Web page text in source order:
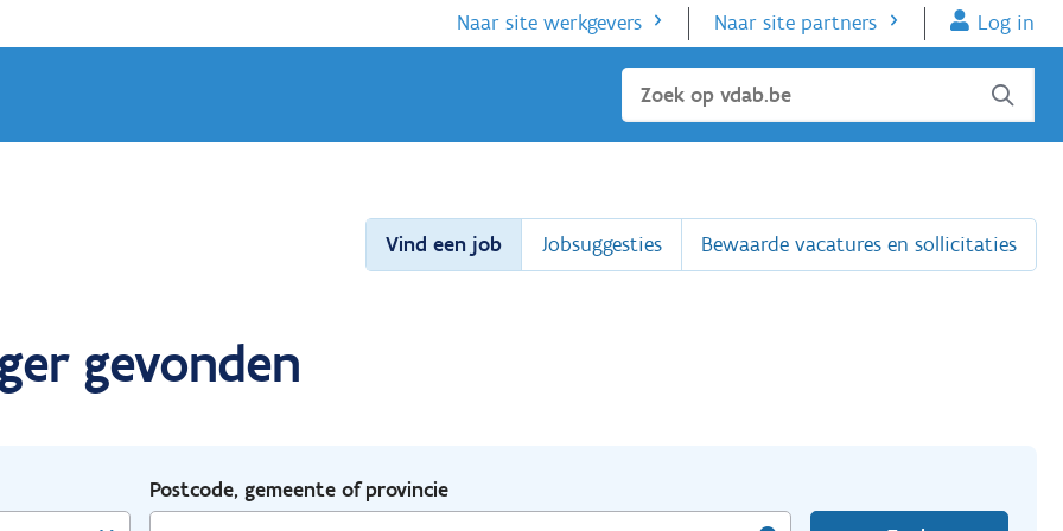
Naar site werkgevers Naar site partners Log in
Sluiten
Vind een job Jobsuggesties Bewaarde vacatures en sollicitaties
gevonden
Postcode, gemeente of provincie